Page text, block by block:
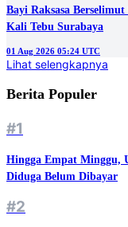
Bayi Raksasa
Kali Tebu Surabaya
01 Aug 2026 05:24 UTC
Lihat selengkapnya
Berita Populer
#1
Hingga Empat Minggu,
Diduga Belum Dibayar
#2